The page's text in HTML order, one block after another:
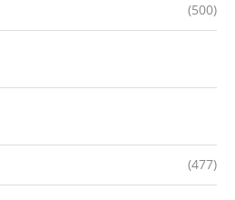
(500)
(477)